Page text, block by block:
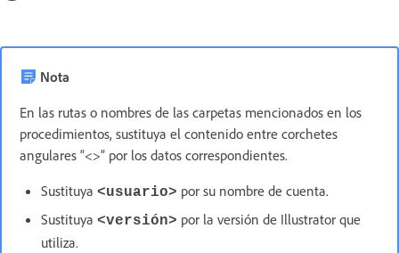
Nota
En las rutas o nombres de las carpetas mencionados en los
procedimientos, sustituya el contenido entre corchetes
angulares “<>” por los datos correspondientes.
Sustituya <usuario> por su nombre de cuenta.
Sustituya <versión> por la versión de Illustrator que
utiliza.